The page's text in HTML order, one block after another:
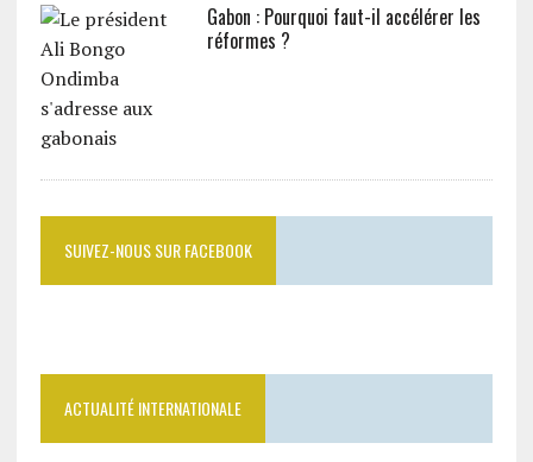
Gabon : Pourquoi faut-il accélérer les
réformes ?
SUIVEZ-NOUS SUR FACEBOOK
ACTUALITÉ INTERNATIONALE